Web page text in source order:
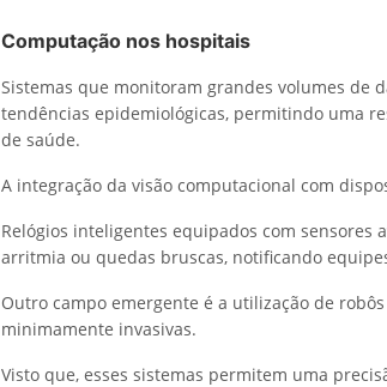
Computação nos hospitais
Sistemas que monitoram grandes volumes de
tendências epidemiológicas, permitindo uma
de saúde.
A integração da visão computacional com
Relógios inteligentes equipados com sensores
arritmia ou quedas bruscas, notificando
Outro campo emergente é a utilização de
minimamente invasivas.
Visto que, esses sistemas permitem uma